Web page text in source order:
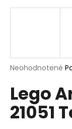
Priemerné
produktu
je
0,0
z
Neohodnotené
Lego
21051
á
?